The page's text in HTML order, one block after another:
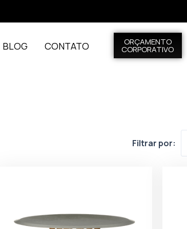
BLOG CONTATO ORÇAMENTO
CORPORATIVO
Filtrar por: